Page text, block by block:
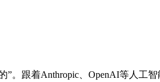
跟着Anthropic、OpenAI等人工